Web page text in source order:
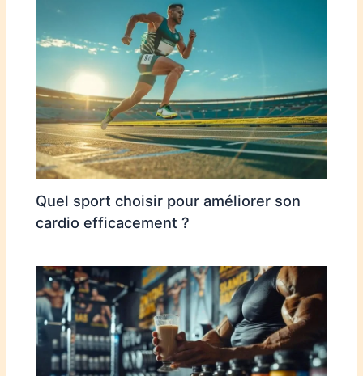
Quel sport choisir pour améliorer son
cardio efficacement ?